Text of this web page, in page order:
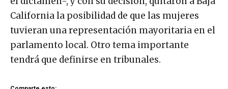
California la posibilidad de que las mujeres
tuvieran una representación mayoritaria en el
parlamento local. Otro tema importante
tendrá que definirse en tribunales.